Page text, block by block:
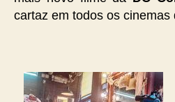
cartaz em todos os cinemas